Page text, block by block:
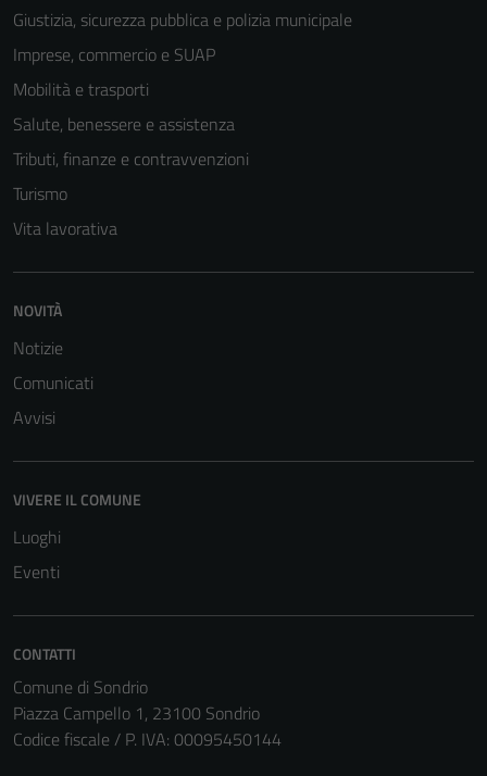
Giustizia, sicurezza pubblica e polizia municipale
Imprese, commercio e SUAP
Mobilità e trasporti
Salute, benessere e assistenza
Tributi, finanze e contravvenzioni
Turismo
Vita lavorativa
NOVITÀ
Notizie
Comunicati
Avvisi
VIVERE IL COMUNE
Luoghi
Eventi
CONTATTI
Comune di Sondrio
Piazza Campello 1, 23100 Sondrio
Codice fiscale / P. IVA: 00095450144
Tecnici
essere